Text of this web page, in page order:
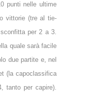
punti nelle ultime
vittorie (tre al tie-
per 2 a 3.
quale sarà facile
due partite e, nel
(la capoclassifica
tanto per capire).